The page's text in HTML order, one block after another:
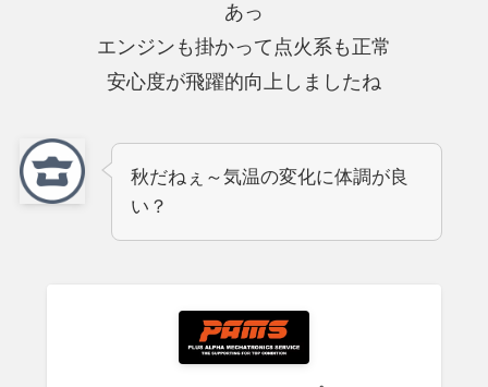
あっ
エンジンも掛かって点火系も正常
安心度が飛躍的向上しましたね
秋だねぇ～気温の変化に体調が良
い？